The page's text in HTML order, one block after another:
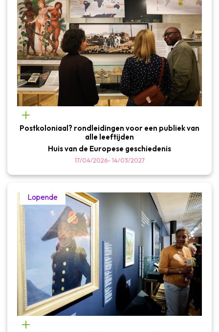
Postkoloniaal? rondleidingen voor een publiek van
alle leeftijden
Huis van de Europese geschiedenis
17/04/2026- 14/03/2027
Lopende